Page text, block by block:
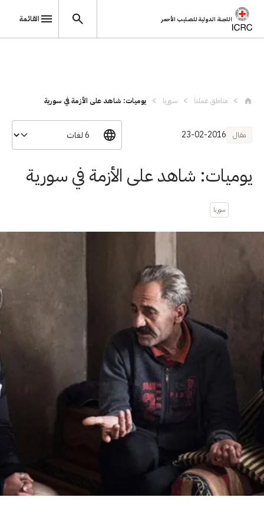
اللجنة الدولية للصليب الأحمر القائمة
مناطق عملنا سوريا يوميات: شاهد على الأزمة في سورية
مقال 23-02-2016
يوميات: شاهد على الأزمة في سورية
سوريا